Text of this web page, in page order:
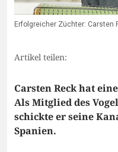
Erfolgreicher Züchter: Carsten
Artikel teilen:
Carsten Reck hat
Als Mitglied des
schickte er seine
Spanien.